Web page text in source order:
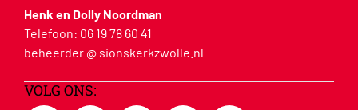
Henk en Dolly Noordman
Telefoon: 06 19 78 60 41
beheerder @ sionskerkzwolle.nl
VOLG ONS: